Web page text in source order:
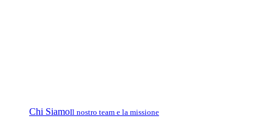
Chi SiamoIl nostro team e la missione